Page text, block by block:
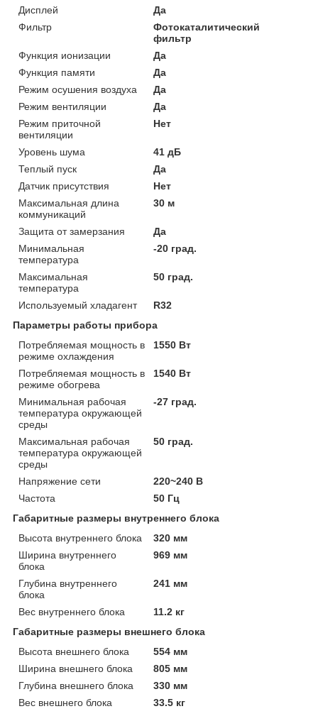
Дисплей
Да
Фильтр
Фотокаталитический
фильтр
Функция ионизации
Да
Функция памяти
Да
Режим осушения воздуха
Да
Режим вентиляции
Да
Режим приточной
вентиляции
Нет
Уровень шума
41 дБ
Теплый пуск
Да
Датчик присутствия
Нет
Максимальная длина
коммуникаций
30 м
Защита от замерзания
Да
Минимальная
температура
-20 град.
Максимальная
температура
50 град.
Используемый хладагент
R32
Параметры работы прибора
Потребляемая мощность в
режиме охлаждения
1550 Вт
Потребляемая мощность в
режиме обогрева
1540 Вт
Минимальная рабочая
температура окружающей
среды
-27 град.
Максимальная рабочая
температура окружающей
среды
50 град.
Напряжение сети
220~240 В
Частота
50 Гц
Габаритные размеры внутреннего блока
Высота внутреннего блока
320 мм
Ширина внутреннего
блока
969 мм
Глубина внутреннего
блока
241 мм
Вес внутреннего блока
11.2 кг
Габаритные размеры внешнего блока
Высота внешнего блока
554 мм
Ширина внешнего блока
805 мм
Глубина внешнего блока
330 мм
Вес внешнего блока
33.5 кг